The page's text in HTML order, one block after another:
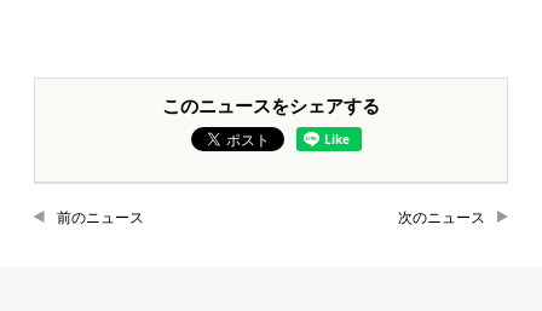
このニュースをシェアする
前のニュース 次のニュース